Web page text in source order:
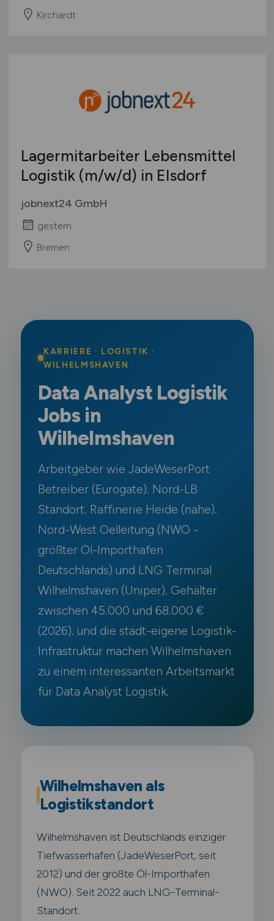
Kirchardt
Lagermitarbeiter Lebensmittel
Logistik (m/w/d) in Elsdorf
jobnext24 GmbH
gestern
Bremen
KARRIERE · LOGISTIK ·
WILHELMSHAVEN
Data Analyst Logistik
Jobs in
Wilhelmshaven
Arbeitgeber wie JadeWeserPort
Betreiber (Eurogate). Nord-LB
Standort. Raffinerie Heide (nahe).
Nord-West Oelleitung (NWO -
größter Öl-Importhafen
Deutschlands) und LNG Terminal
Wilhelmshaven (Uniper). Gehälter
zwischen 45.000 und 68.000 €
(2026). und die stadt-eigene Logistik-
Infrastruktur machen Wilhelmshaven
zu einem interessanten Arbeitsmarkt
für Data Analyst Logistik.
Wilhelmshaven als
Logistikstandort
Wilhelmshaven ist Deutschlands einziger
Tiefwasserhafen (JadeWeserPort, seit
2012) und der größte Öl-Importhafen
(NWO). Seit 2022 auch LNG-Terminal-
Standort.